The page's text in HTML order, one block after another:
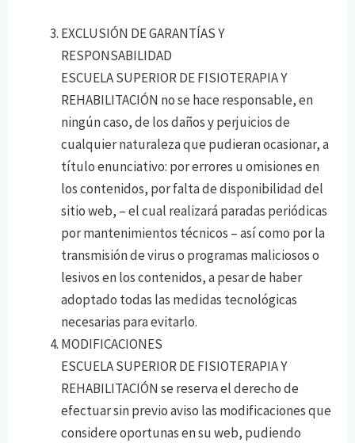
EXCLUSIÓN DE GARANTÍAS Y
RESPONSABILIDAD
ESCUELA SUPERIOR DE FISIOTERAPIA Y
REHABILITACIÓN no se hace responsable, en
ningún caso, de los daños y perjuicios de
cualquier naturaleza que pudieran ocasionar, a
título enunciativo: por errores u omisiones en
los contenidos, por falta de disponibilidad del
sitio web, – el cual realizará paradas periódicas
por mantenimientos técnicos – así como por la
transmisión de virus o programas maliciosos o
lesivos en los contenidos, a pesar de haber
adoptado todas las medidas tecnológicas
necesarias para evitarlo.
MODIFICACIONES
ESCUELA SUPERIOR DE FISIOTERAPIA Y
REHABILITACIÓN se reserva el derecho de
efectuar sin previo aviso las modificaciones que
considere oportunas en su web, pudiendo